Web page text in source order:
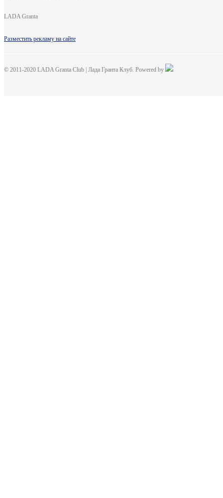
LADA Granta
Разместить рекламу на сайте
© 2011-2020 LADA Granta Club | Лада Гранта Клуб. Powered by